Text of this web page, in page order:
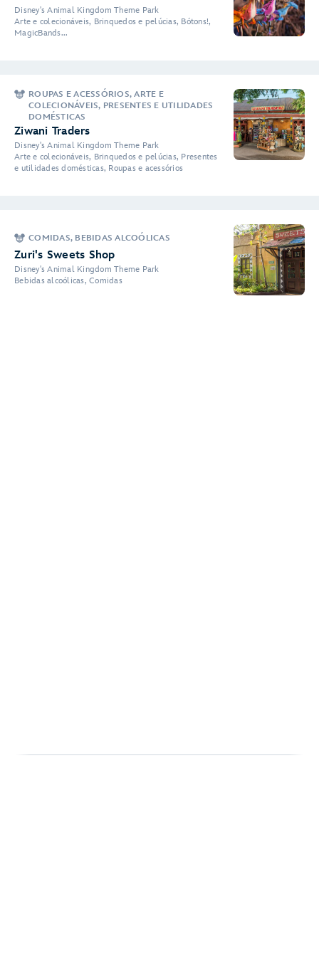
Disney's Animal Kingdom Theme Park
Arte e colecionáveis, Brinquedos e pelúcias, Bótons!,
MagicBands...
ROUPAS E ACESSÓRIOS, ARTE E
COLECIONÁVEIS, PRESENTES E UTILIDADES
DOMÉSTICAS
Ziwani Traders
Disney's Animal Kingdom Theme Park
Arte e colecionáveis, Brinquedos e pelúcias, Presentes
e utilidades domésticas, Roupas e acessórios
COMIDAS, BEBIDAS ALCOÓLICAS
Zuri's Sweets Shop
Disney's Animal Kingdom Theme Park
Bebidas alcoólicas, Comidas